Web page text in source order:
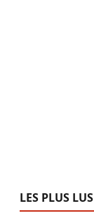
LES PLUS LUS